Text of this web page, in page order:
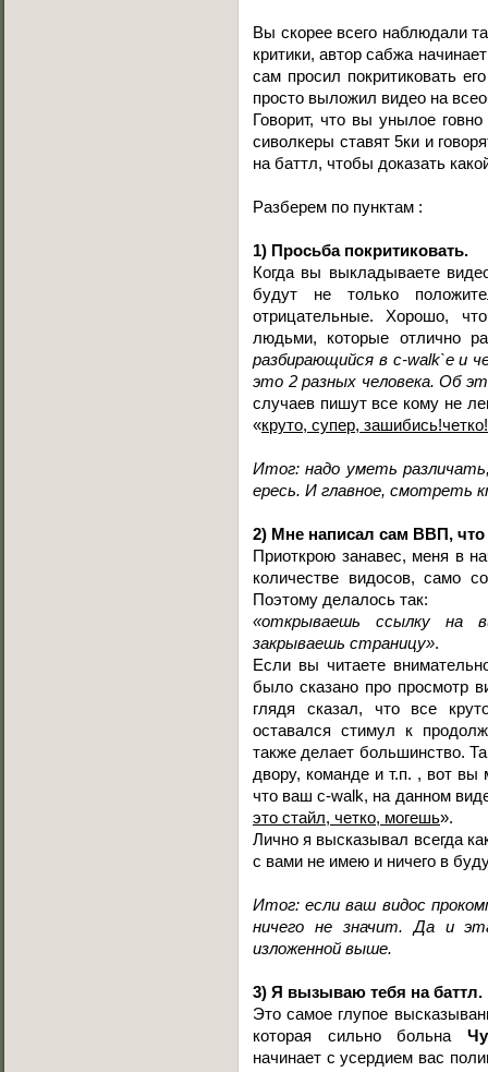
Вы скорее всего наблюдали
критики, автор сабжа
сам просил покритиковать
просто выложил видео на
Говорит, что вы унылое
сиволкеры ставят 5ки и
на баттл, чтобы доказать
Разберем по пунктам :
1) Просьба покритиковать.
Когда вы выкладываете
будут не только
отрицательные. Хорошо,
людьми, которые отлично
разбирающийся в c-walk`е и
это 2 разных человека. Об
случаев пишут все кому не
«круто, супер, зашибись!четко!
Итог: надо уметь
ересь. И главное, смотреть
2) Мне написал сам ВВП,
Приоткрою занавес, меня в
количестве видосов, само
Поэтому делалось так:
«открываешь ссылку на
закрываешь страницу».
Если вы читаете
было сказано про просмотр
глядя сказал, что все
оставался стимул к
также делает большинство.
двору, команде и т.п. , вот вы
что ваш c-walk, на данном
это стайл, четко, могешь».
Лично я высказывал всегда
с вами не имею и ничего в
Итог: если ваш видос
ничего не значит. Да и
изложенной выше.
3) Я вызываю тебя на баттл.
Это самое глупое
которая сильно больна
начинает с усердием вас